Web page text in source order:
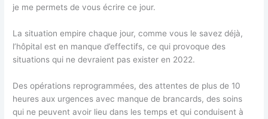
je me permets de vous écrire ce jour.
La situation empire chaque jour, comme vous le savez déjà,
l’hôpital est en manque d’effectifs, ce qui provoque des
situations qui ne devraient pas exister en 2022.
Des opérations reprogrammées, des attentes de plus de 10
heures aux urgences avec manque de brancards, des soins
qui ne peuvent avoir lieu dans les temps et qui conduisent à